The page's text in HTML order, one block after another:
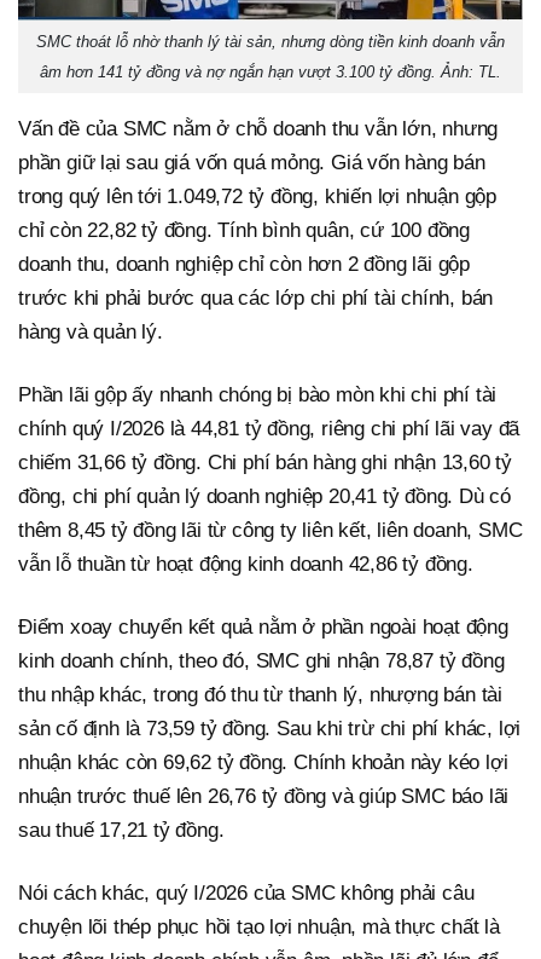
SMC thoát lỗ nhờ thanh lý tài sản, nhưng dòng tiền kinh doanh vẫn
âm hơn 141 tỷ đồng và nợ ngắn hạn vượt 3.100 tỷ đồng. Ảnh: TL.
Vấn đề của SMC nằm ở chỗ doanh thu vẫn lớn, nhưng
phần giữ lại sau giá vốn quá mỏng. Giá vốn hàng bán
trong quý lên tới 1.049,72 tỷ đồng, khiến lợi nhuận gộp
chỉ còn 22,82 tỷ đồng. Tính bình quân, cứ 100 đồng
doanh thu, doanh nghiệp chỉ còn hơn 2 đồng lãi gộp
trước khi phải bước qua các lớp chi phí tài chính, bán
hàng và quản lý.
Phần lãi gộp ấy nhanh chóng bị bào mòn khi chi phí tài
chính quý I/2026 là 44,81 tỷ đồng, riêng chi phí lãi vay đã
chiếm 31,66 tỷ đồng. Chi phí bán hàng ghi nhận 13,60 tỷ
đồng, chi phí quản lý doanh nghiệp 20,41 tỷ đồng. Dù có
thêm 8,45 tỷ đồng lãi từ công ty liên kết, liên doanh, SMC
vẫn lỗ thuần từ hoạt động kinh doanh 42,86 tỷ đồng.
Điểm xoay chuyển kết quả nằm ở phần ngoài hoạt động
kinh doanh chính, theo đó, SMC ghi nhận 78,87 tỷ đồng
thu nhập khác, trong đó thu từ thanh lý, nhượng bán tài
sản cố định là 73,59 tỷ đồng. Sau khi trừ chi phí khác, lợi
nhuận khác còn 69,62 tỷ đồng. Chính khoản này kéo lợi
nhuận trước thuế lên 26,76 tỷ đồng và giúp SMC báo lãi
sau thuế 17,21 tỷ đồng.
Nói cách khác, quý I/2026 của SMC không phải câu
chuyện lõi thép phục hồi tạo lợi nhuận, mà thực chất là